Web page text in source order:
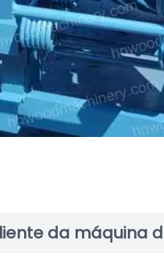
da máquina